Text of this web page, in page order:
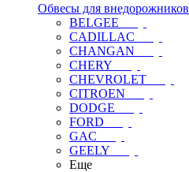
Обвесы для внедорожников
BELGEE
CADILLAC
CHANGAN
CHERY
CHEVROLET
CITROEN
DODGE
FORD
GAC
GEELY
Еще